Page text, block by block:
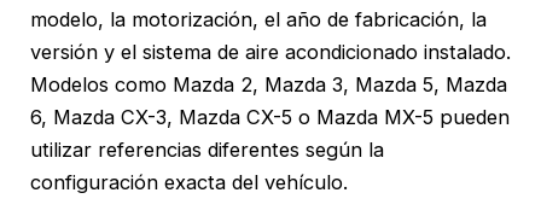
modelo, la motorización, el año de fabricación, la
versión y el sistema de aire acondicionado instalado.
Modelos como Mazda 2, Mazda 3, Mazda 5, Mazda
6, Mazda CX-3, Mazda CX-5 o Mazda MX-5 pueden
utilizar referencias diferentes según la
configuración exacta del vehículo.